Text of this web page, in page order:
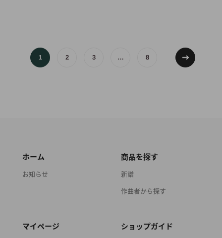
1 2 3 … 8
ホーム
お知らせ
商品を探す
新譜
作曲者から探す
マイページ ショップガイド